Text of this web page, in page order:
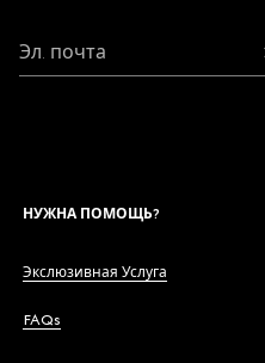
Эл. почта
НУЖНА ПОМОЩЬ?
Экслюзивная Услуга
FAQs